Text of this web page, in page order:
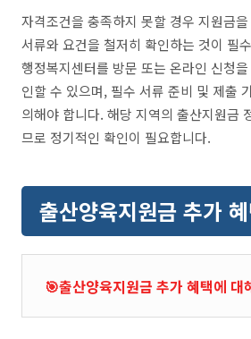
자격조건을 충족하지 못할 경우 지원금
서류와 요건을 철저히 확인하는 것이 필
행정복지센터를 방문 또는 온라인 신청
인할 수 있으며, 필수 서류 준비 및 제출
의해야 합니다. 해당 지역의 출산지원금
므로 정기적인 확인이 필요합니다.
출산양육지원금 추가
🎯출산양육지원금 추가 혜택에 대